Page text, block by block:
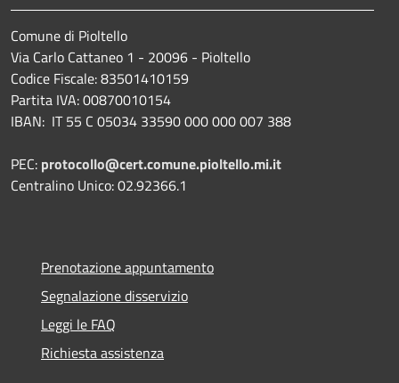
Comune di Pioltello
Via Carlo Cattaneo 1 - 20096 - Pioltello
Codice Fiscale: 83501410159
Partita IVA: 00870010154
IBAN: IT 55 C 05034 33590 000 000 007 388
PEC: protocollo@cert.comune.pioltello.mi.it
Centralino Unico: 02.92366.1
Prenotazione appuntamento
Segnalazione disservizio
Leggi le FAQ
Richiesta assistenza